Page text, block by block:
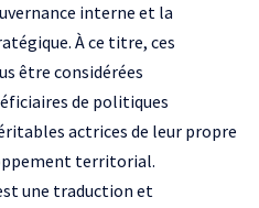
interne et la
À ce titre, ces
être considérées
de politiques
actrices de leur propre
territorial.
une traduction et